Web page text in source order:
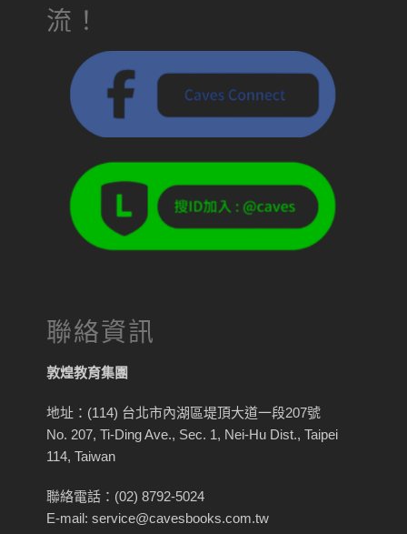
流！
聯絡資訊
敦煌教育集團
地址：(114) 台北市內湖區堤頂大道一段207號
No. 207, Ti-Ding Ave., Sec. 1, Nei-Hu Dist., Taipei
114, Taiwan
聯絡電話：(02) 8792-5024
E-mail: service@cavesbooks.com.tw